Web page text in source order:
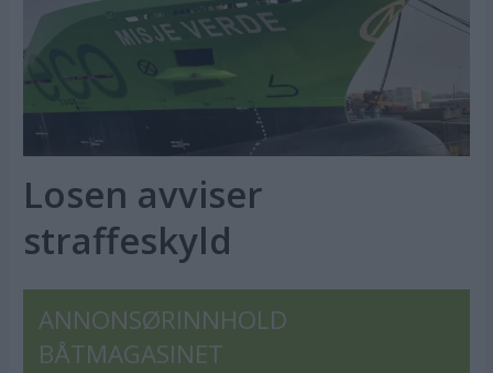
Losen avviser
straffeskyld
ANNONSØRINNHOLD
BÅTMAGASINET